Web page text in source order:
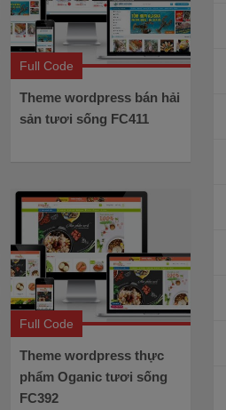
Full Code
Theme wordpress bán hải
sản tươi sống FC411
Full Code
Theme wordpress thực
phẩm Oganic tươi sống
FC392